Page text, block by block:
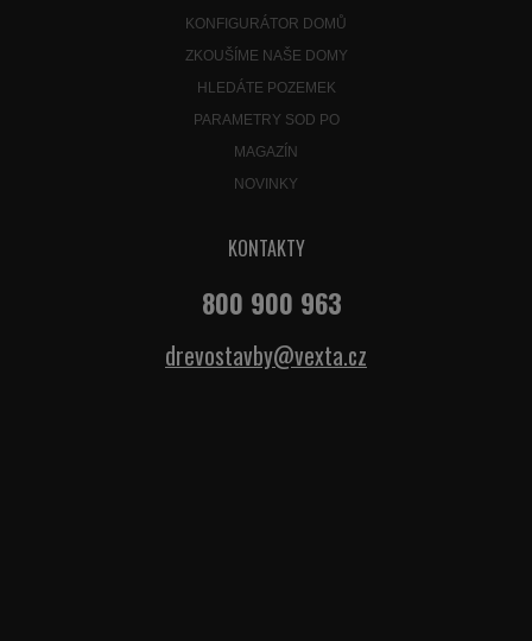
KONFIGURÁTOR DOMŮ
ZKOUŠÍME NAŠE DOMY
HLEDÁTE POZEMEK
PARAMETRY SOD PO
MAGAZÍN
NOVINKY
KONTAKTY
800 900 963
drevostavby@vexta.cz